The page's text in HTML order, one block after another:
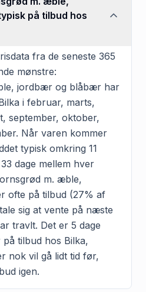
på tilbud hos
fra de seneste 365
mønstre:
jordbær og blåbær har
i februar, marts,
september, oktober,
Når varen kommer
typisk omkring 11
dage mellem hver
m. æble,
ofte på tilbud (27% af
sig at vente på næste
travlt. Det er 5 dage
tilbud hos Bilka,
nok vil gå lidt tid før,
igen.